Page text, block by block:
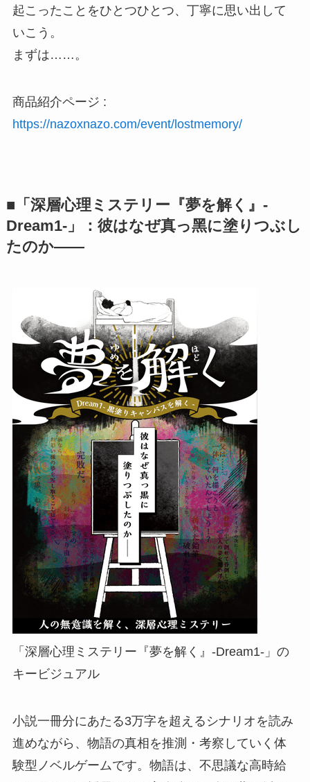
起こったことをひとつひとつ、丁寧に思い出して
いこう。
まずは……。
商品紹介ページ :
https://nazoxnazo.com/event/lostmemory/
■「深層⼼理ミステリー『夢を解く』-
Dream1-」：彼はなぜ真っ⿊に塗りつぶし
たのか――
「深層⼼理ミステリー『夢を解く』-Dream1-」の
キービジュアル
⼩説⼀冊分にあたる3万字を超えるシナリオを読み
進めながら、物語の真相を推測・考察していく体
験型ノベルゲームです。物語は、不思議な⾼時給